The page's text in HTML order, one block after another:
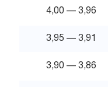
4,00 — 3,96
3,95 — 3,91
3,90 — 3,86